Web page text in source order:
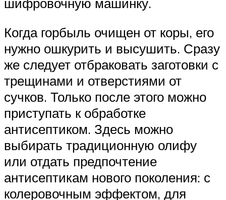
Когда горбыль очищен от коры, его
нужно ошкурить и высушить. Сразу
же следует отбраковать заготовки с
трещинами и отверстиями от
сучков. Только после этого можно
приступать к обработке
антисептиком. Здесь можно
выбирать традиционную олифу
или отдать предпочтение
антисептикам нового поколения: с
колеровочным эффектом, для